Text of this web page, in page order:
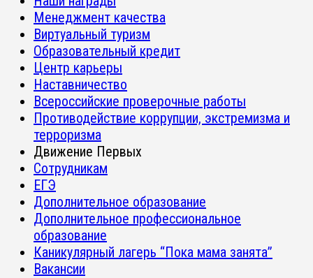
Менеджмент качества
Виртуальный туризм
Образовательный кредит
Центр карьеры
Наставничество
Всероссийские проверочные работы
Противодействие коррупции, экстремизма и
терроризма
Движение Первых
Сотрудникам
ЕГЭ
Дополнительное образование
Дополнительное профессиональное
образование
Каникулярный лагерь “Пока мама занята”
Вакансии